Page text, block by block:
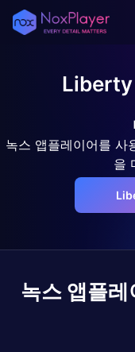
Liberty
녹스 앱플레이어를 사
을
녹스 앱플레